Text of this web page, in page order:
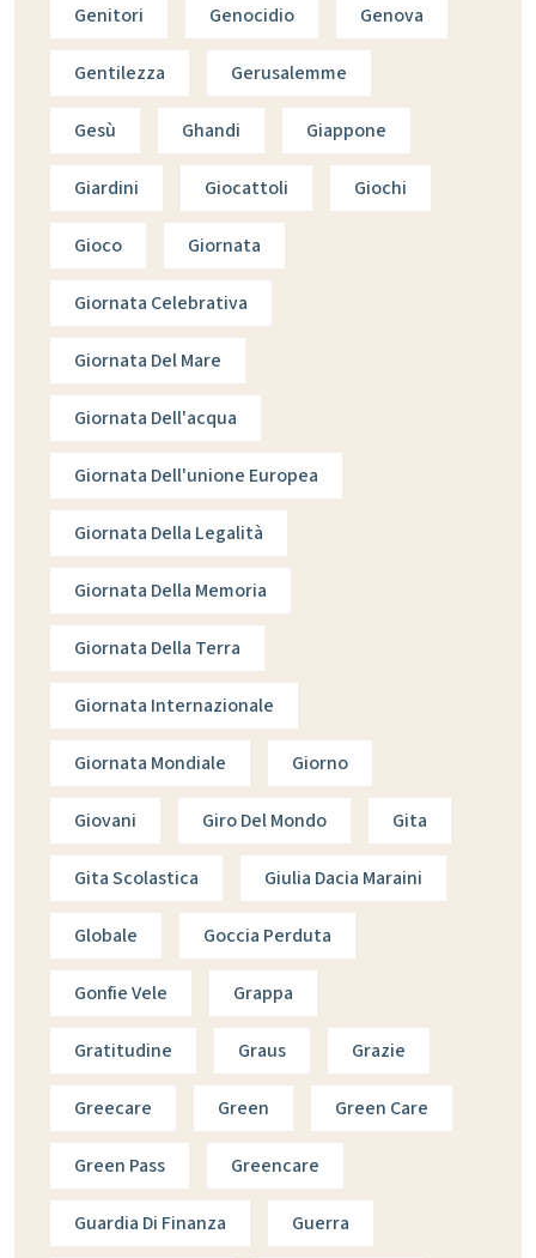
Genitori Genocidio Genova
Gentilezza Gerusalemme
Gesù Ghandi Giappone
Giardini Giocattoli Giochi
Gioco Giornata
Giornata Celebrativa
Giornata Del Mare
Giornata Dell'acqua
Giornata Dell'unione Europea
Giornata Della Legalità
Giornata Della Memoria
Giornata Della Terra
Giornata Internazionale
Giornata Mondiale Giorno
Giovani Giro Del Mondo Gita
Gita Scolastica Giulia Dacia Maraini
Globale Goccia Perduta
Gonfie Vele Grappa
Gratitudine Graus Grazie
Greecare Green Green Care
Green Pass Greencare
Guardia Di Finanza Guerra